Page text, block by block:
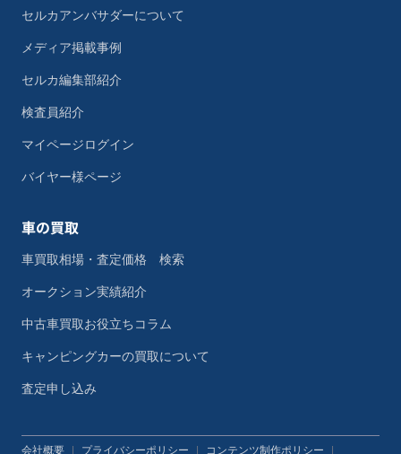
セルカアンバサダーについて
メディア掲載事例
セルカ編集部紹介
検査員紹介
マイページログイン
バイヤー様ページ
車の買取
車買取相場・査定価格 検索
オークション実績紹介
中古車買取お役立ちコラム
キャンピングカーの買取について
査定申し込み
会社概要 プライバシーポリシー コンテンツ制作ポリシー